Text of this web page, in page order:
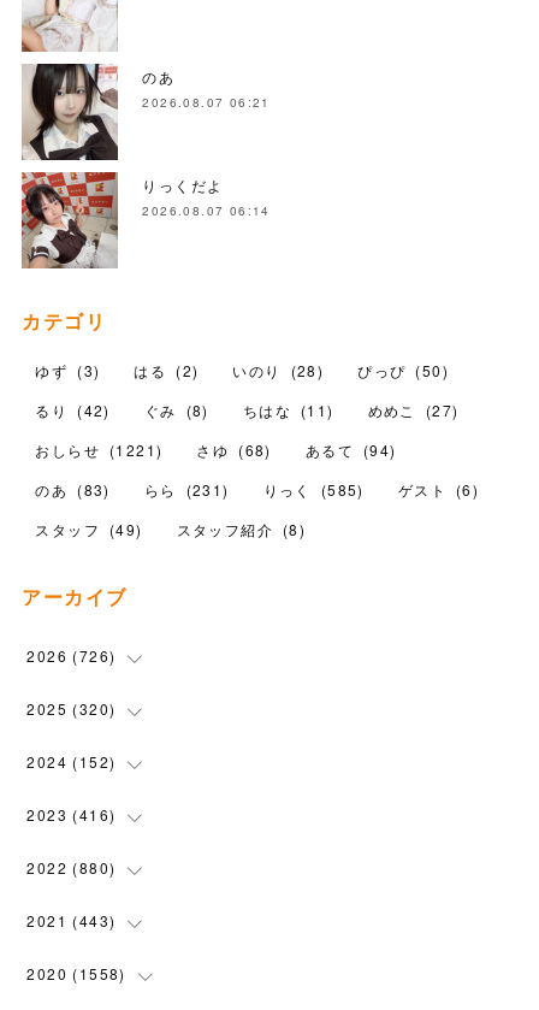
のあ
2026.08.07 06:21
りっくだよ
2026.08.07 06:14
カテゴリ
ゆず (3) はる (2) いのり (28) ぴっぴ (50)
るり
(42) ぐみ (8) ちはな (11) めめこ (27)
おしらせ (1221) さゆ (68) あるて (94)
のあ
(83) らら (231) りっく (585) ゲスト (6)
スタッフ
(49) スタッフ紹介 (8)
アーカイブ
2026 (726)
(17)
(104
( 110
( 119
2025 (320)
(90)
( 100
(72)
( 4 )
2024 (152)
(5 )
(5)
( 7 )
( 6 )
2023 (416)
(28)
( 58)
( 45)
2022 (880)
(31)
(64)
2021 (443)
(54)
2020 (1558)